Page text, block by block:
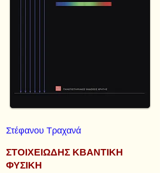
Στέφανου Τραχανά
ΣΤΟΙΧΕΙΩΔΗΣ ΚΒΑΝΤΙΚΗ
ΦΥΣΙΚΗ